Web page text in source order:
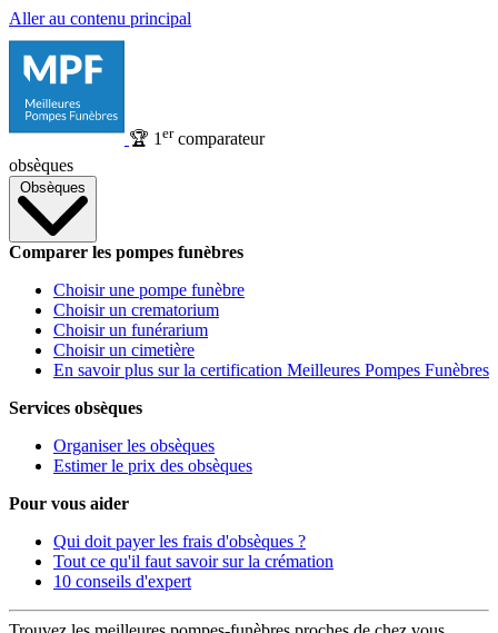
Aller au contenu principal
🏆 1 ercomparateur
obsèques
Obsèques
Comparer les pompes funèbres
Choisir une pompe funèbre
Choisir un crematorium
Choisir un funérarium
Choisir un cimetière
En savoir plus sur la certification Meilleures Pompes Funèbres
Services obsèques
Organiser les obsèques
Estimer le prix des obsèques
Pour vous aider
Qui doit payer les frais d'obsèques ?
Tout ce qu'il faut savoir sur la crémation
10 conseils d'expert